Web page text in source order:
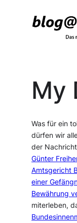
My
Was für ein
dürfen wir
der
Günter
Amtsgericht
einer
Bewährung
miterleben,